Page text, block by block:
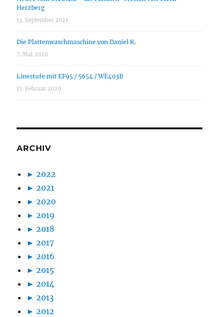
Herzberg
13. September 2021
Die Plattenwaschmaschine von Daniel K.
7. Mai 2020
Linestufe mit EF95 / 5654 / WE403B
17. Februar 2020
ARCHIV
►2022
►2021
►2020
►2019
►2018
►2017
►2016
►2015
►2014
►2013
►2012